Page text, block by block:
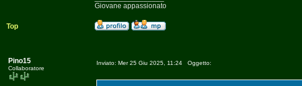
Giovane appassionato
Top
Pino15
Collaboratore
Inviato: Mer 25 Giu 2025, 11:24 Oggetto: